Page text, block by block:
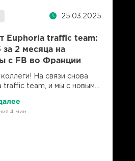
25.03.2025
Euphoria traffic team:
за 2 месяца на
с FB во Франции
коллеги! На связи снова
traffic team, и мы с новым
Вместе с LuckyOnline
Францию.
4 мин